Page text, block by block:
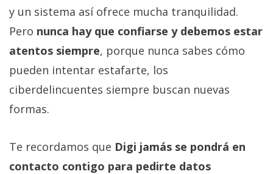
y un sistema así ofrece mucha tranquilidad.
Pero nunca hay que confiarse y debemos estar
atentos siempre, porque nunca sabes cómo
pueden intentar estafarte, los
ciberdelincuentes siempre buscan nuevas
formas.
Te recordamos que Digi jamás se pondrá en
contacto contigo para pedirte datos